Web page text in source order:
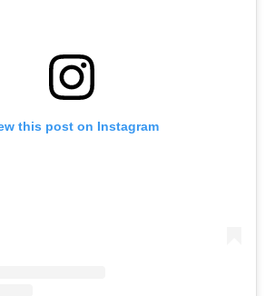
this post on Instagram